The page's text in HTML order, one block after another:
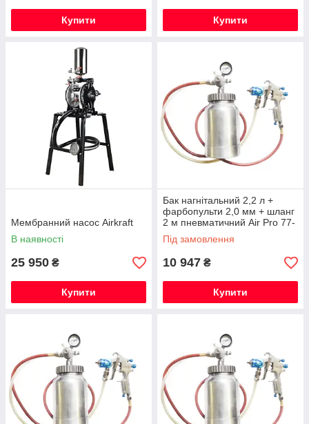
Купити Купити
Мембранний насос Airkraft
В наявності
25 950 ₴
Купити
Бак нагнітальний 2,2 л +
фарбопульти 2,0 мм + шланг
2 м пневматичний Air Pro 77-
2QT
Під замовлення
10 947 ₴
Купити